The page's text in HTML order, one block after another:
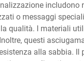
o messaggi
qualità. I materiali
questi
alla sabbia.